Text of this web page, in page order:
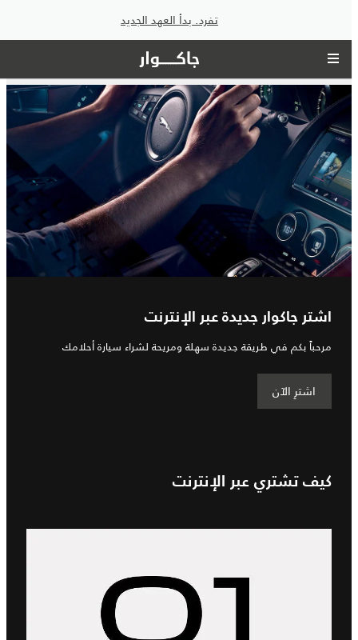
تفرد. بدأ العهد الجديد
اشتر جاكوار جديدة عبر الإنترنت
مرحباً بكم في طريقة جديدة سهلة ومريحة لشراء سيارة أحلامك
اشترِ الآن
كيف تشتري عبر الإنترنت